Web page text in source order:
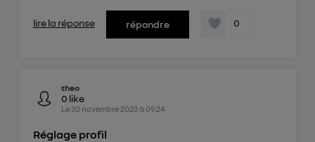
lire la réponse répondre 0
theo
0 like
Le 30 novembre 2023 à 09:24
Réglage profil